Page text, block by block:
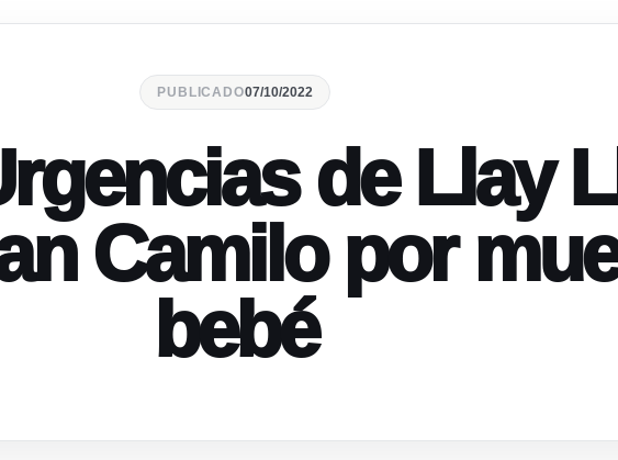
PUBLICADO07/10/2022
de Llay
Camilo por
bebé